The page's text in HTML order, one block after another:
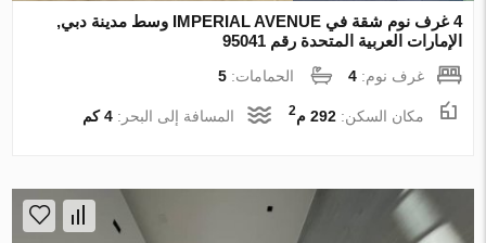
4 غرف نوم شقة في IMPERIAL AVENUE وسط مدينة دبي,
الإمارات العربية المتحدة رقم 95041
غرف نوم:4 الحمامات:5
مكان السكن:292 م 2 المسافة إلى البحر:4 كم